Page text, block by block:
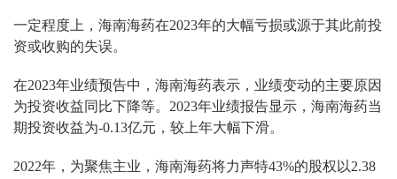
一定程度上，海南海药在2023年的大幅亏损或源于其此前投
资或收购的失误。
在2023年业绩预告中，海南海药表示，业绩变动的主要原因
为投资收益同比下降等。2023年业绩报告显示，海南海药当
期投资收益为-0.13亿元，较上年大幅下滑。
2022年，为聚焦主业，海南海药将力声特43%的股权以2.38